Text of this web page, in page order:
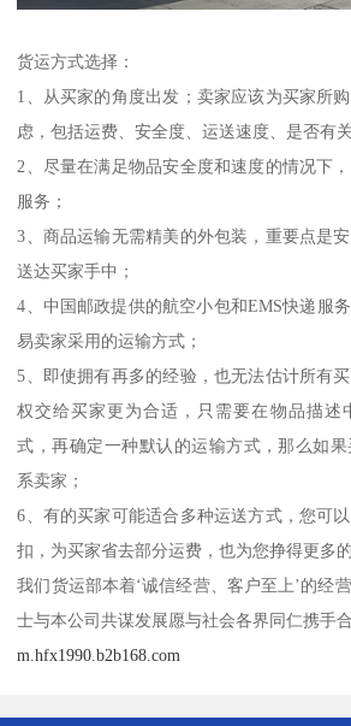
货运方式选择：
1、从买家的角度出发；卖家应该为买家所
虑，包括运费、安全度、运送速度、是否有
2、尽量在满足物品安全度和速度的情况下
服务；
3、商品运输无需精美的外包装，重要点是
送达买家手中；
4、中国邮政提供的航空小包和EMS快递服
易卖家采用的运输方式；
5、即使拥有再多的经验，也无法估计所有
权交给买家更为合适，只需要在物品描述
式，再确定一种默认的运输方式，那么如
系卖家；
6、有的买家可能适合多种运送方式，您可
扣，为买家省去部分运费，也为您挣得更多的
我们货运部本着‘诚信经营、客户至上’的经
士与本公司共谋发展愿与社会各界同仁携手合
m.hfx1990.b2b168.com